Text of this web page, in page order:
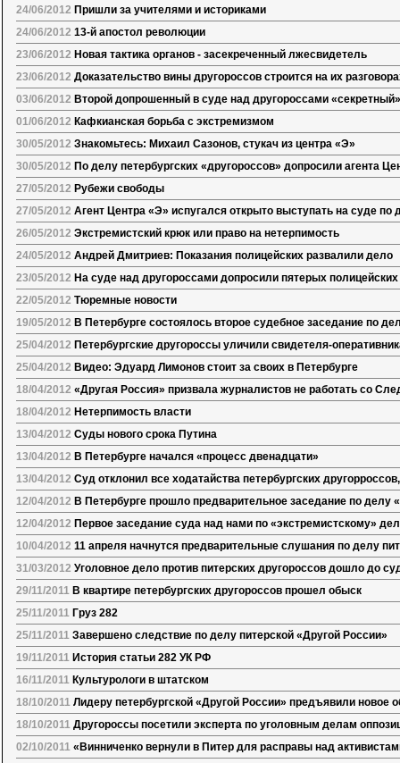
24/06/2012 Пришли за учителями и историками
24/06/2012 13-й апостол революции
23/06/2012 Новая тактика органов - засекреченный лжесвидетель
23/06/2012 Доказательство вины другороссов строится на их
03/06/2012 Второй допрошенный в суде над другороссами
01/06/2012 Кафкианская борьба с экстремизмом
30/05/2012 Знакомьтесь: Михаил Сазонов, стукач из центра «Э»
30/05/2012 По делу петербургских «другороссов» допросили агента
27/05/2012 Рубежи свободы
27/05/2012 Агент Центра «Э» испугался открыто выступать на суде по
26/05/2012 Экстремистский крюк или право на нетерпимость
24/05/2012 Андрей Дмитриев: Показания полицейских развалили дело
23/05/2012 На суде над другороссами допросили пятерых полицейских
22/05/2012 Тюремные новости
19/05/2012 В Петербурге состоялось второе судебное заседание по
25/04/2012 Петербургские другороссы уличили свидетеля-
25/04/2012 Видео: Эдуард Лимонов стоит за своих в Петербурге
18/04/2012 «Другая Россия» призвала журналистов не работать со
18/04/2012 Нетерпимость власти
13/04/2012 Суды нового срока Путина
13/04/2012 В Петербурге начался «процесс двенадцати»
13/04/2012 Суд отклонил все ходатайства петербургских
12/04/2012 В Петербурге прошло предварительное заседание по делу
12/04/2012 Первое заседание суда над нами по «экстремистскому»
10/04/2012 11 апреля начнутся предварительные слушания по делу
31/03/2012 Уголовное дело против питерских другороссов дошло до
29/11/2011 В квартире петербургских другороссов прошел обыск
25/11/2011 Груз 282
25/11/2011 Завершено следствие по делу питерской «Другой России»
19/11/2011 История статьи 282 УК РФ
16/11/2011 Культурологи в штатском
18/10/2011 Лидеру петербургской «Другой России» предъявили новое
18/10/2011 Другороссы посетили эксперта по уголовным делам
02/10/2011 «Винниченко вернули в Питер для расправы над